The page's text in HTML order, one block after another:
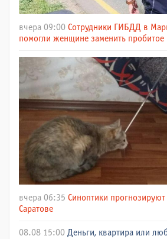
вчера 09:00 Сотрудники ГИБДД в
помогли женщине заменить пробитое
вчера 06:35 Синоптики прогнозируют
Саратове
08.08 15:00 Деньги, квартира или